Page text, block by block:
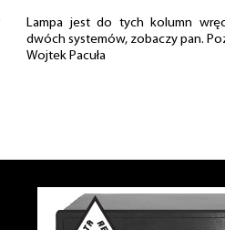
Lampa jest do tych kolumn
dwóch systemów, zobaczy pan.
Wojtek Pacuła